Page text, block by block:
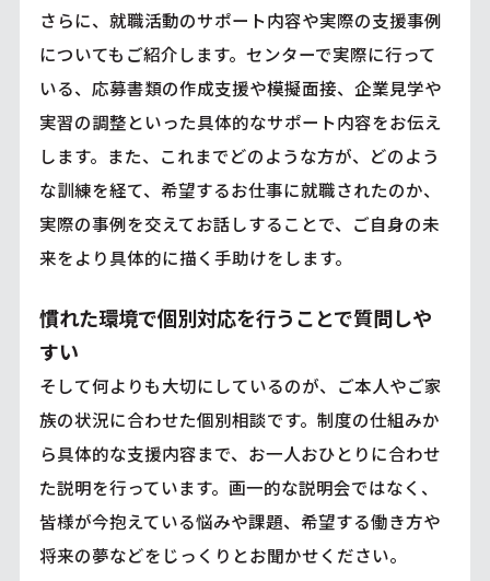
さらに、就職活動のサポート内容や実際の支援事例
についてもご紹介します。センターで実際に行って
いる、応募書類の作成支援や模擬面接、企業見学や
実習の調整といった具体的なサポート内容をお伝え
します。また、これまでどのような方が、どのよう
な訓練を経て、希望するお仕事に就職されたのか、
実際の事例を交えてお話しすることで、ご自身の未
来をより具体的に描く手助けをします。
慣れた環境で個別対応を行うことで質問しや
すい
そして何よりも大切にしているのが、ご本人やご家
族の状況に合わせた個別相談です。制度の仕組みか
ら具体的な支援内容まで、お一人おひとりに合わせ
た説明を行っています。画一的な説明会ではなく、
皆様が今抱えている悩みや課題、希望する働き方や
将来の夢などをじっくりとお聞かせください。